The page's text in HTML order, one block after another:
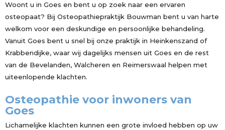
Woont u in Goes en bent u op zoek naar een ervaren
osteopaat? Bij Osteopathiepraktijk Bouwman bent u van harte
welkom voor een deskundige en persoonlijke behandeling.
Vanuit Goes bent u snel bij onze praktijk in Heinkenszand of
Krabbendijke, waar wij dagelijks mensen uit Goes en de rest
van de Bevelanden, Walcheren en Reimerswaal helpen met
uiteenlopende klachten.
Osteopathie voor inwoners van
Goes
Lichamelijke klachten kunnen een grote invloed hebben op uw